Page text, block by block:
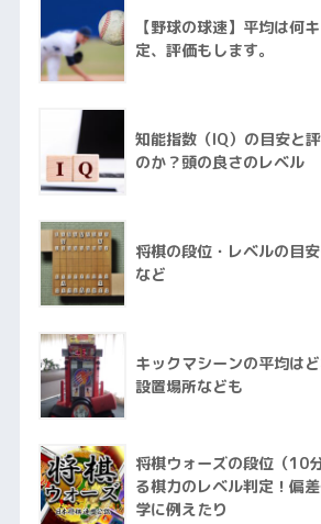
【野球の球速】平均は何
定、評価もします。
知能指数（IQ）の目安と
のか？頭の良さのレベル
将棋の段位・レベルの目
など
キックマシーンの平均は
設置場所なども
将棋ウォーズの段位（10
る棋力のレベル判定！偏
学に例えたり